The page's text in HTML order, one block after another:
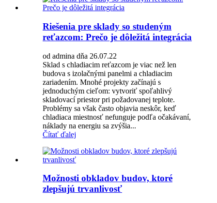
Riešenia pre sklady so studeným
reťazcom: Prečo je dôležitá integrácia
od admina dňa 26.07.22
Sklad s chladiacim reťazcom je viac než len
budova s ​​izolačnými panelmi a chladiacim
zariadením. Mnohé projekty začínajú s
jednoduchým cieľom: vytvoriť spoľahlivý
skladovací priestor pri požadovanej teplote.
Problémy sa však často objavia neskôr, keď
chladiaca miestnosť nefunguje podľa očakávaní,
náklady na energiu sa zvýšia...
Čítať ďalej
Možnosti obkladov budov, ktoré
zlepšujú trvanlivosť